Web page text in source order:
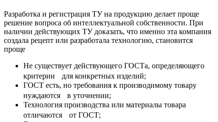
Разработка и регистрация ТУ на продукцию делает проще
решение вопроса об интеллектуальной собственности. При
наличии действующих ТУ доказать, что именно эта компания
создала рецепт или разработала технологию, становится
проще
Не существует действующего ГОСТа, определяющего
критерии для конкретных изделий;
ГОСТ есть, но требования к производимому товару
нуждаются в уточнении;
Технология производства или материалы товара
отличаются от ГОСТ;